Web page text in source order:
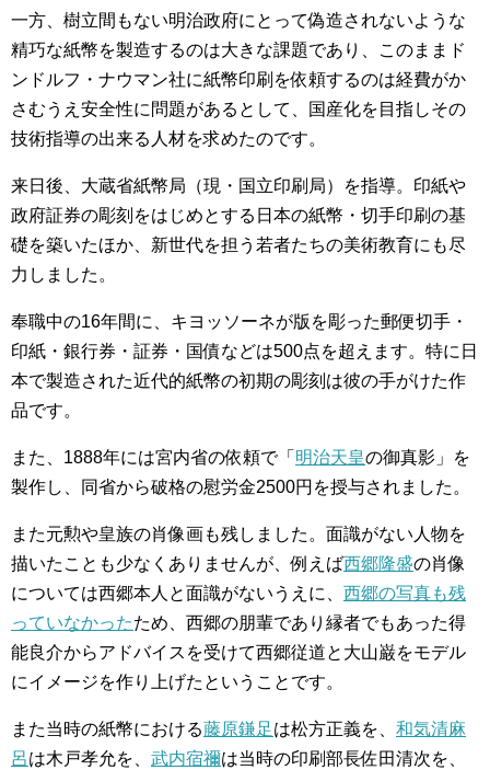
一方、樹立間もない明治政府にとって偽造されないような
精巧な紙幣を製造するのは大きな課題であり、このままド
ンドルフ・ナウマン社に紙幣印刷を依頼するのは経費がか
さむうえ安全性に問題があるとして、国産化を目指しその
技術指導の出来る人材を求めたのです。
来日後、大蔵省紙幣局（現・国立印刷局）を指導。印紙や
政府証券の彫刻をはじめとする日本の紙幣・切手印刷の基
礎を築いたほか、新世代を担う若者たちの美術教育にも尽
力しました。
奉職中の16年間に、キヨッソーネが版を彫った郵便切手・
印紙・銀行券・証券・国債などは500点を超えます。特に日
本で製造された近代的紙幣の初期の彫刻は彼の手がけた作
品です。
また、1888年には宮内省の依頼で「 明治天皇の御真影」を
製作し、同省から破格の慰労金2500円を授与されました。
また元勲や皇族の肖像画も残しました。面識がない人物を
描いたことも少なくありませんが、例えば西郷隆盛の肖像
については西郷本人と面識がないうえに、 西郷の写真も残
っていなかったため、西郷の朋輩であり縁者でもあった得
能良介からアドバイスを受けて西郷従道と大山巌をモデル
にイメージを作り上げたということです。
また当時の紙幣における藤原鎌足は松方正義を、 和気清麻
呂は木戸孝允を、 武内宿禰は当時の印刷部長佐田清次を、